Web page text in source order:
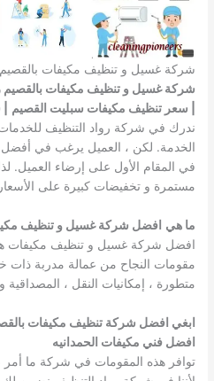
شركة غسيل و تنظيف مكيفات بالقصيم
شركة غسيل و تنظيف مكيفات
| سعر تنظيف مكيفات سبليت القصيم
ندرك في شركة رواد التنظيف للخدمات
الخدمة. لكن ، العميل يرغب في
في المقام الأول على إرضاء العميل.
مستمرة و تخفيضات كبيرة على
ما هي افضل شركة غسيل و تنظيف
افضل شركة غسيل و تنظيف مكيفات
مقومات النجاح من عمالة مدربة ذات
متطورة ، إمكانيات النقل ، المصداقية و
ابغي افضل شركة تنظيف مكيفات
افضل فني مكيفات الحمدانيه
توافر هذه المقومات في شركة ما